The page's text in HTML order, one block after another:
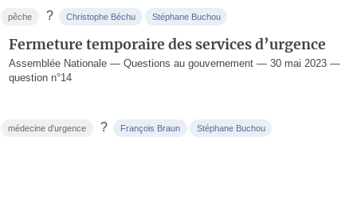
pêche ? Christophe Béchu Stéphane Buchou
Fermeture temporaire des services d’urgence
Assemblée Nationale — Questions au gouvernement — 30 mai 2023 —
question n°14
médecine d'urgence ? François Braun Stéphane Buchou